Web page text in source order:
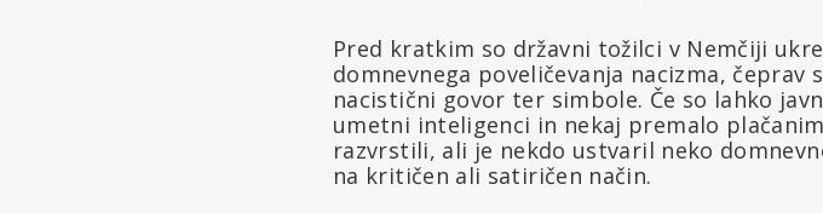
Pred kratkim so državni tožilci v Nemčiji
domnevnega poveličevanja nacizma,
nacistični govor ter simbole. Če so lahko
umetni inteligenci in nekaj premalo
razvrstili, ali je nekdo ustvaril neko
na kritičen ali satiričen način.